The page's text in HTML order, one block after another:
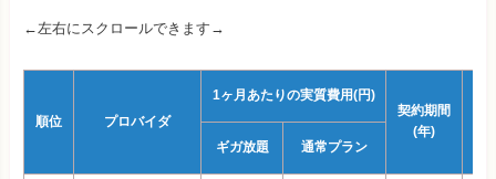
←左右にスクロールできます→
順位 プロバイダ
1ヶ月あたりの実質費用(円)
契約期間
(年)
ギガ放題
通常プラン